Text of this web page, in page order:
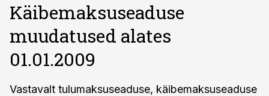
Käibemaksuseaduse
muudatused alates
01.01.2009
Vastavalt tulumaksuseaduse, käibemaksuseaduse